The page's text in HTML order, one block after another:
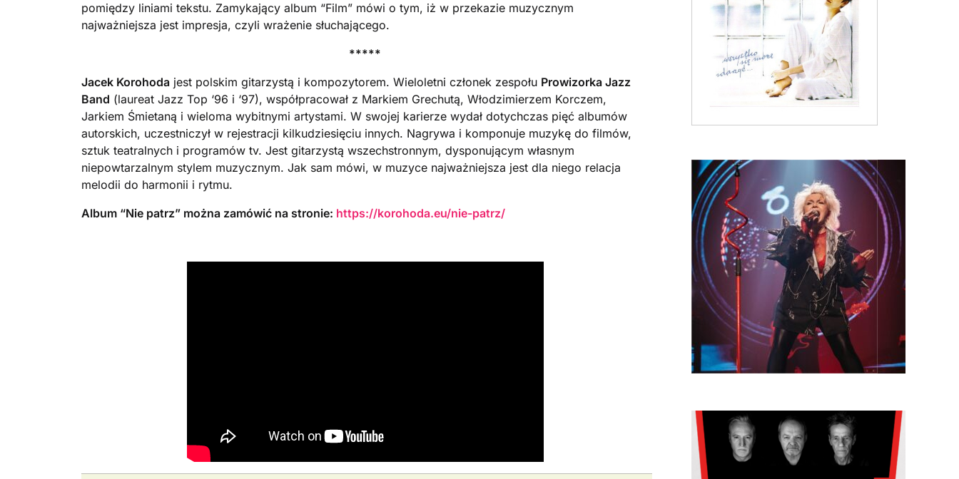
pomiędzy liniami tekstu. Zamykający album “Film” mówi o tym, iż w przekazie muzycznym
najważniejsza jest impresja, czyli wrażenie słuchającego.
*****
Jacek Korohoda jest polskim gitarzystą i kompozytorem. Wieloletni członek zespołu Prowizorka Jazz
Band (laureat Jazz Top ‘96 i ‘97), współpracował z Markiem Grechutą, Włodzimierzem Korczem,
Jarkiem Śmietaną i wieloma wybitnymi artystami. W swojej karierze wydał dotychczas pięć albumów
autorskich, uczestniczył w rejestracji kilkudziesięciu innych. Nagrywa i komponuje muzykę do filmów,
sztuk teatralnych i programów tv. Jest gitarzystą wszechstronnym, dysponującym własnym
niepowtarzalnym stylem muzycznym. Jak sam mówi, w muzyce najważniejsza jest dla niego relacja
melodii do harmonii i rytmu.
Album “Nie patrz” można zamówić na stronie: https://korohoda.eu/nie-patrz/